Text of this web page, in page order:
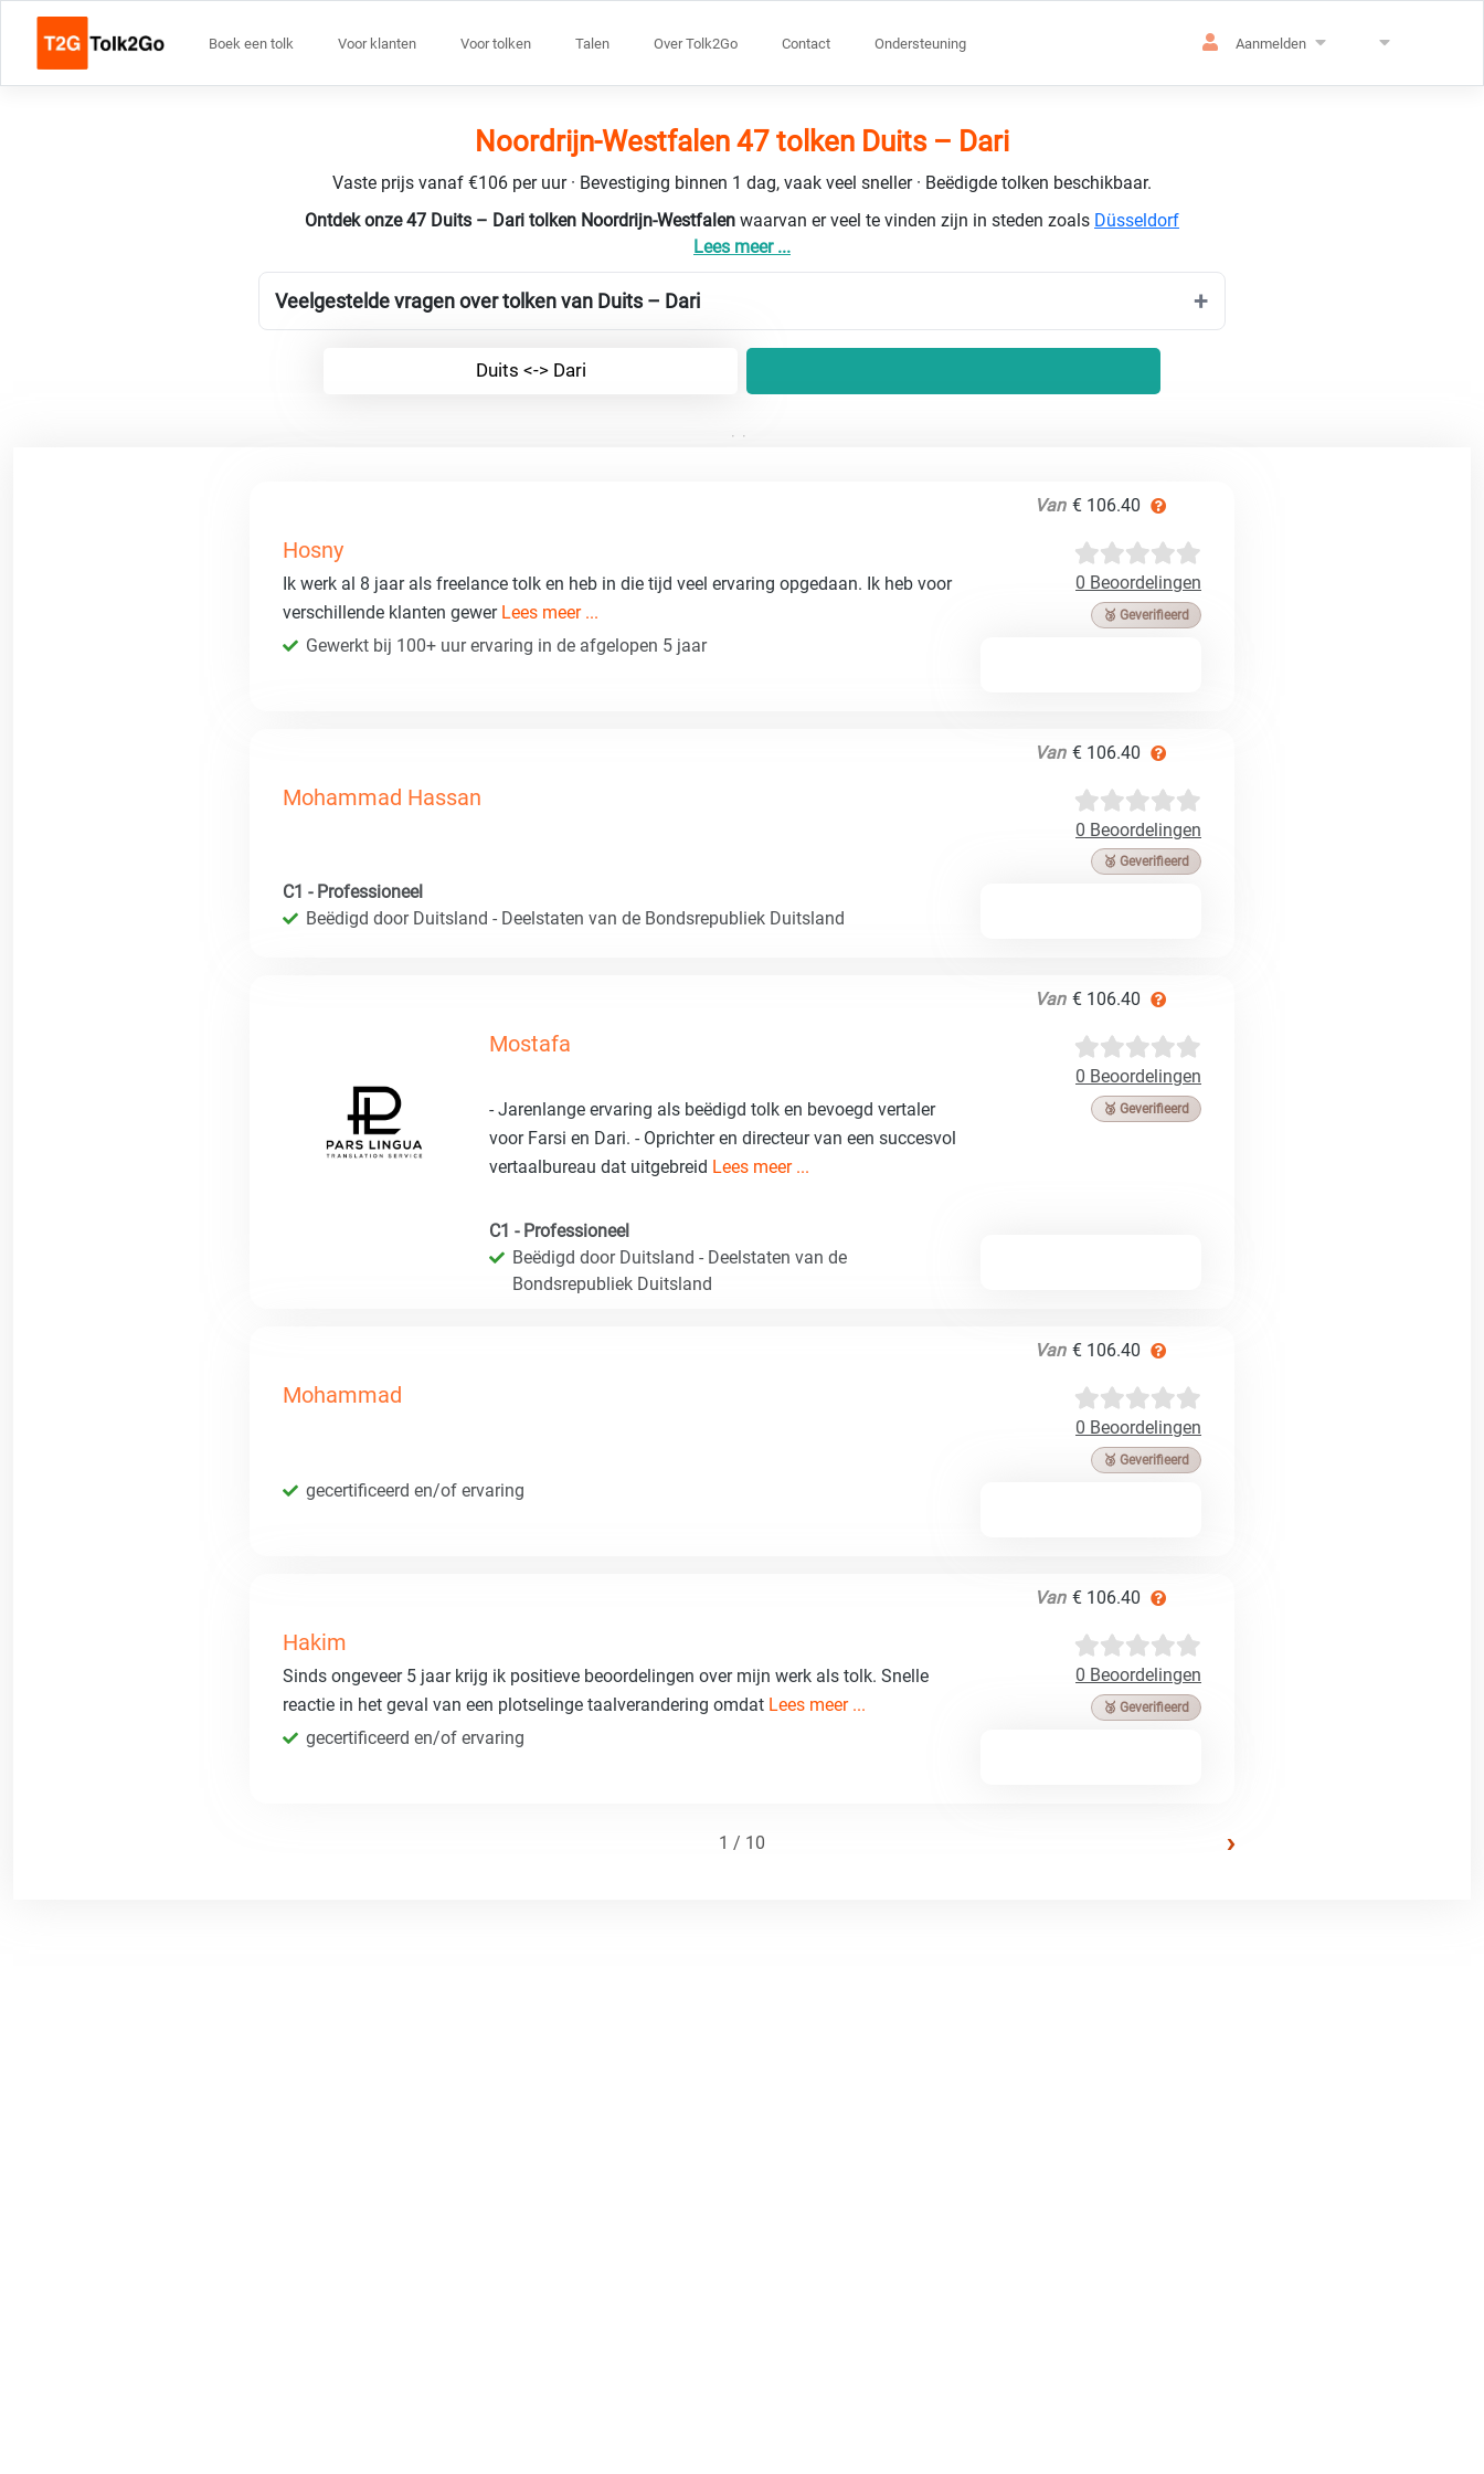
Boek een tolk Voor klanten Voor tolken Talen Over Tolk2Go Contact Ondersteuning Aanmelden
Noordrijn-Westfalen 47 tolken Duits – Dari
Vaste prijs vanaf €106 per uur · Bevestiging binnen 1 dag, vaak veel sneller · Beëdigde tolken beschikbaar.
Ontdek onze 47 Duits – Dari tolken Noordrijn-Westfalen waarvan er veel te vinden zijn in steden zoals Düsseldorf
Lees meer ...
Veelgestelde vragen over tolken van Duits – Dari
Duits <-> Dari
Van € 106.40
Hosny
0 Beoordelingen
🥉 Geverifieerd
Ik werk al 8 jaar als freelance tolk en heb in die tijd veel ervaring opgedaan. Ik heb voor
verschillende klanten gewer Lees meer ...
Gewerkt bij 100+ uur ervaring in de afgelopen 5 jaar
Van € 106.40
Mohammad Hassan
0 Beoordelingen
🥉 Geverifieerd
C1 - Professioneel
Beëdigd door Duitsland - Deelstaten van de Bondsrepubliek Duitsland
Van € 106.40
Mostafa
0 Beoordelingen
🥉 Geverifieerd
- Jarenlange ervaring als beëdigd tolk en bevoegd vertaler
voor Farsi en Dari. - Oprichter en directeur van een succesvol
vertaalbureau dat uitgebreid Lees meer ...
C1 - Professioneel
Beëdigd door Duitsland - Deelstaten van de
Bondsrepubliek Duitsland
Van € 106.40
Mohammad
0 Beoordelingen
🥉 Geverifieerd
gecertificeerd en/of ervaring
Van € 106.40
Hakim
0 Beoordelingen
🥉 Geverifieerd
Sinds ongeveer 5 jaar krijg ik positieve beoordelingen over mijn werk als tolk. Snelle
reactie in het geval van een plotselinge taalverandering omdat Lees meer ...
gecertificeerd en/of ervaring
1 / 10 ›